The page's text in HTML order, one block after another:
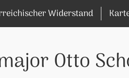
Widerstand
Otto